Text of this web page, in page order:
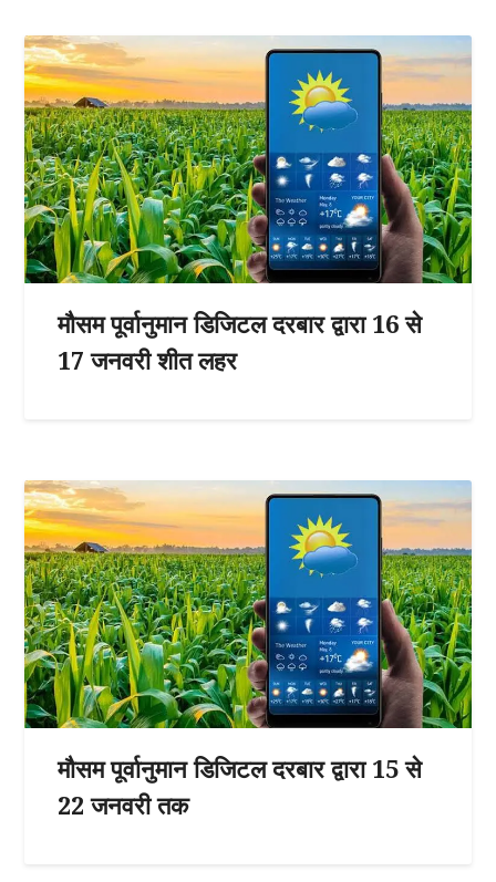
मौसम पूर्वानुमान डिजिटल दरबार द्वारा 16 से
17 जनवरी शीत लहर
मौसम पूर्वानुमान डिजिटल दरबार द्वारा 15 से
22 जनवरी तक